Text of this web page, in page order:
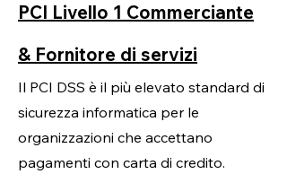
PCI Livello 1 Commerciante
& Fornitore di servizi
Il PCI DSS è il più elevato standard di
sicurezza informatica per le
organizzazioni che accettano
pagamenti con carta di credito.